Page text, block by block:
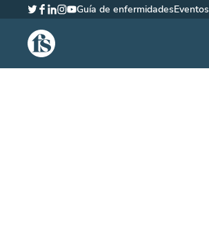
The Fish Site Española
Twitter
Facebook
LinkedIn
Instagram
YouTube
Guía de enfermidadesEventos